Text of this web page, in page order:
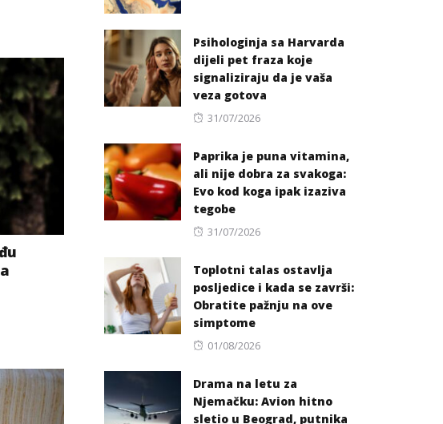
Psihologinja sa Harvarda
dijeli pet fraza koje
signaliziraju da je vaša
veza gotova
Posted
31/07/2026
Paprika je puna vitamina,
ali nije dobra za svakoga:
Evo kod koga ipak izaziva
tegobe
Posted
31/07/2026
Toplotni talas ostavlja
posljedice i kada se završi:
Obratite pažnju na ove
simptome
Posted
01/08/2026
Drama na letu za
Njemačku: Avion hitno
sletio u Beograd, putnika